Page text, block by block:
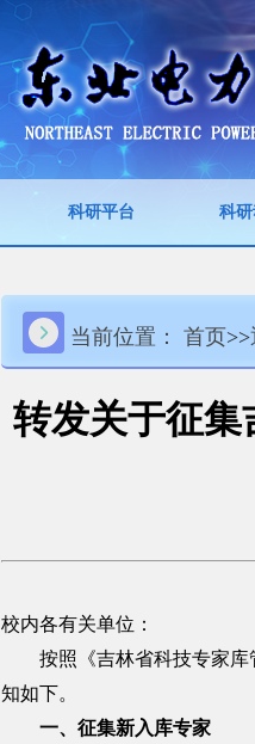
科研平台 科
当前位置： 首页>>
转发关于征集
校内各有关单位：
按照《吉林省科技专家库管
知如下。
一、征集新入库专家